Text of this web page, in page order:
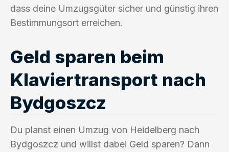
dass deine Umzugsgüter sicher und günstig ihren
Bestimmungsort erreichen.
Geld sparen beim
Klaviertransport nach
Bydgoszcz
Du planst einen Umzug von Heidelberg nach
Bydgoszcz und willst dabei Geld sparen? Dann